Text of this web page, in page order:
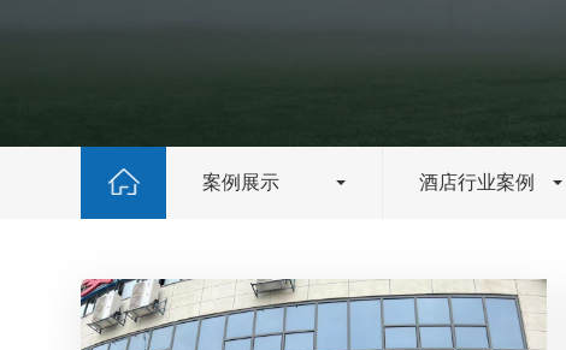
案例展示 酒店行业案例